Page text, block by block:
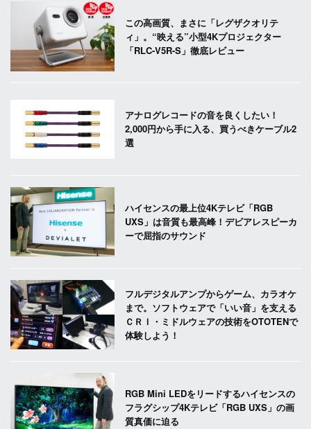
この高画質、まさに「レグザクオリテ
ィ」。“映える”小型4Kプロジェクター
「RLC-V5R-S」徹底レビュー
アナログレコードの音を良くしたい！
2,000円から手に入る、買うべきケーブル2
選
ハイセンスの最上位4Kテレビ「RGB
UXS」は音質も最高峰！デビアレスピーカ
ーで屈指のサウンド
フルデジタルアンプからゲーム、カラオケ
まで。ソフトウェアで「いい音」を支える
ＣＲＩ・ミドルウェアの技術をOTOTENで
体験しよう！
RGB Mini LEDをリードするハイセンスの
フラグシップ4Kテレビ「RGB UXS」の画
質真価に迫る